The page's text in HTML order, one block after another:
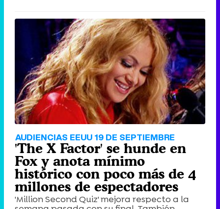
AUDIENCIAS EEUU 19 DE SEPTIEMBRE
'The X Factor' se hunde en
Fox y anota mínimo
histórico con poco más de 4
millones de espectadores
'Million Second Quiz' mejora respecto a la